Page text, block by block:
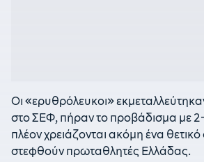
Οι «ερυθρόλευκοι»
στο ΣΕΦ, πήραν το προβάδισμα με 2-1
πλέον χρειάζονται ακόμη ένα
στεφθούν πρωταθλητές Ελλάδας.